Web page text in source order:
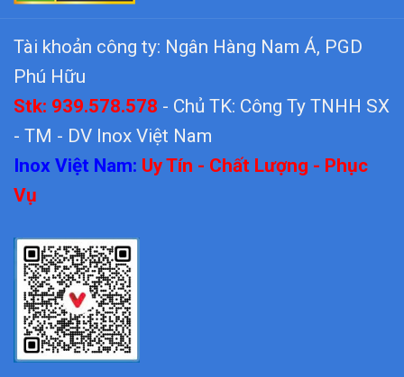
Tài khoản công ty: Ngân Hàng Nam Á, PGD
Phú Hữu
Stk: 939.578.578 - Chủ TK: Công Ty TNHH SX
- TM - DV Inox Việt Nam
Inox Việt Nam: Uy Tín - Chất Lượng - Phục
Vụ